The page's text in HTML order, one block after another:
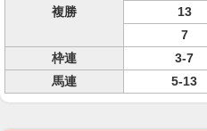
複勝
13
7
枠連
3-7
馬連
5-13